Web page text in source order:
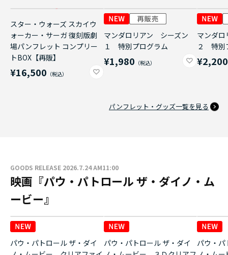
スター・ウォーズ スカイウ
ォーカー・サーガ 復刻版劇
場パンフレット コンプリー
トBOX【再販】
¥16,500
マンダロリアン シーズン
１ 特別プログラム
¥1,980
マンダ
２ 特別
¥2,200
パンフレット・グッズ一覧を見る
GOODS RELEASE 2026.7.24 AM11:00
映画『パウ・パトロール ザ・ダイノ・ム
ービー』
パウ・パトロール ザ・ダイ
パウ・パトロール ザ・ダイ
パウ・パ